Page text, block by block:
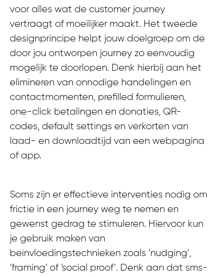
voor alles wat de customer journey
vertraagt of moeilijker maakt. Het tweede
designprincipe helpt jouw doelgroep om de
door jou ontworpen journey zo eenvoudig
mogelijk te doorlopen. Denk hierbij aan het
elimineren van onnodige handelingen en
contactmomenten, prefilled formulieren,
one-click betalingen en donaties, QR-
codes, default settings en verkorten van
laad- en downloadtijd van een webpagina
of app.
Soms zijn er effectieve interventies nodig om
frictie in een journey weg te nemen en
gewenst gedrag te stimuleren. Hiervoor kun
je gebruik maken van
beïnvloedingstechnieken zoals ‘nudging’,
‘framing’ of ‘social proof’. Denk aan dat sms-